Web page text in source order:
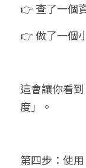
👉 查了一個
👉 做了一個
這會讓你看
度」。
第四步：使